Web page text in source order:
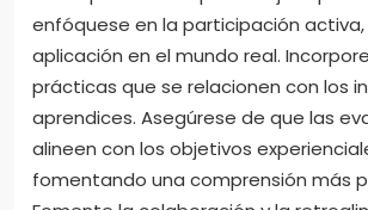
enfóquese en la participación activa,
aplicación en el mundo real.
prácticas que se relacionen con los
aprendices. Asegúrese de que las
alineen con los objetivos
fomentando una comprensión más